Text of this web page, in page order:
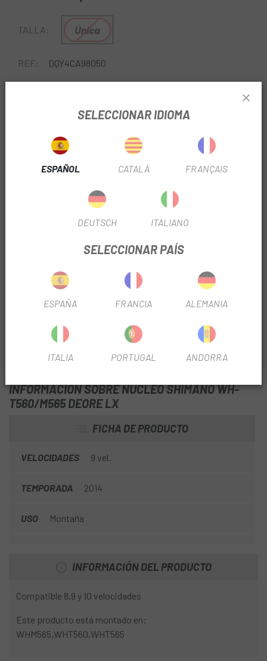
TALLA: Única
REF: DQY4CA98050
Escapalos componentes, accesorios y
Shimano WH-T560/M565 Deore LX
es el cuerpo libre
que necesitas como recambio para tu antiguo o dañado
núcleo.
INFORMACIÓN SOBRE NÚCLEO SHIMANO WH-
T560/M565 DEORE LX
FICHA DE PRODUCTO
VELOCIDADES 9 vel.
TEMPORADA 2014
USO Montaña
INFORMACIÓN DEL PRODUCTO
Compatible 8,9 y 10 velocidades
Este producto está montado en:
WHM565,WHT560,WHT565
SELECCIONAR IDIOMA
ESPAÑOL CATALÀ FRANÇAIS
DEUTSCH ITALIANO
SELECCIONAR PAÍS
ESPAÑA FRANCIA ALEMANIA
ITALIA PORTUGAL ANDORRA